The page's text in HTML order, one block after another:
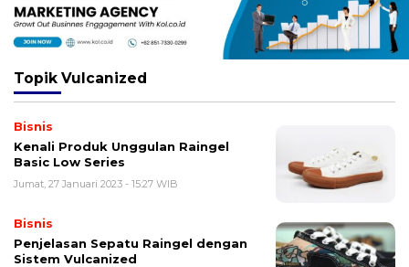
Topik Vulcanized
Bisnis
Kenali Produk Unggulan Raingel
Basic Low Series
Jumat, 27 Januari 2023 - 15:27 WIB
Bisnis
Penjelasan Sepatu Raingel dengan
Sistem Vulcanized